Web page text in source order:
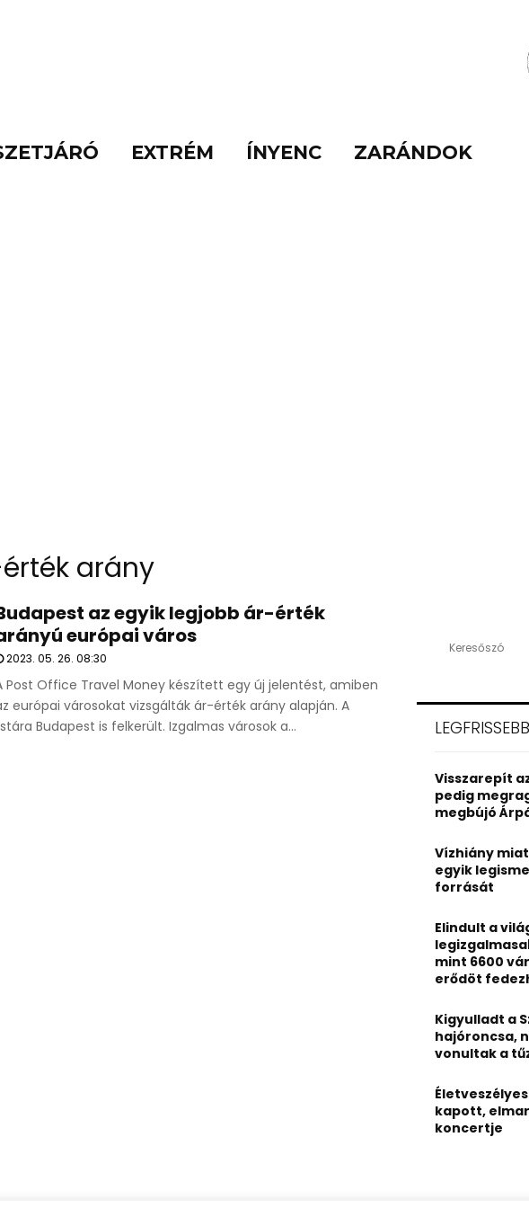
EXTRÉM ÍNYENC ZARÁNDOK
arány
az egyik legjobb ár-érték
európai város
2023. 05. 26. 08:30
Post Office Travel Money készített egy új jelentést, amiben
európai városokat vizsgálták ár-érték arány alapján. A
Budapest is felkerült. Izgalmas városok a...
h
o
r
:
LEGFRISSEBB
Visszarepít
pedig
megbújó
Vízhiány
egyik
forrását
Elindult a
mint 6600
erődöt
Kigyulladt a
hajóroncsa,
vonultak a
kapott,
koncertje